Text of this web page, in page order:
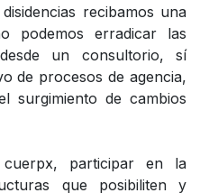
recibamos una
podemos erradicar las
un consultorio, sí
de procesos de agencia,
surgimiento de cambios
participar en la
que posibiliten y